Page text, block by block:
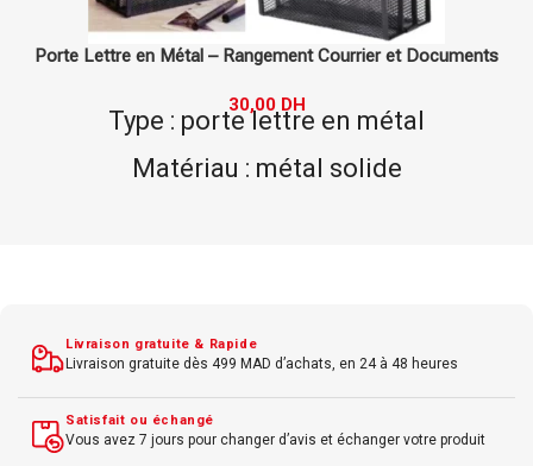
Corner Box en Plastique ARK – Boîte de Rangement
Matériau : plastique
Fonction : boîte de rangement
Idéal pour organisation de
Livraison gratuite & Rapide
Livraison gratuite dès 499 MAD d’achats, en 24 à 48 heures
Satisfait ou échangé
Vous avez 7 jours pour changer d’avis et échanger votre produit